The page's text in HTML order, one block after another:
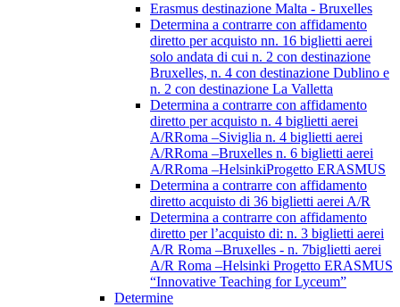
Erasmus destinazione Malta - Bruxelles
Determina a contrarre con affidamento
diretto per acquisto nn. 16 biglietti aerei
solo andata di cui n. 2 con destinazione
Bruxelles, n. 4 con destinazione Dublino e
n. 2 con destinazione La Valletta
Determina a contrarre con affidamento
diretto per acquisto n. 4 biglietti aerei
A/RRoma –Siviglia n. 4 biglietti aerei
A/RRoma –Bruxelles n. 6 biglietti aerei
A/RRoma –HelsinkiProgetto ERASMUS
Determina a contrarre con affidamento
diretto acquisto di 36 biglietti aerei A/R
Determina a contrarre con affidamento
diretto per l’acquisto di: n. 3 biglietti aerei
A/R Roma –Bruxelles - n. 7biglietti aerei
A/R Roma –Helsinki Progetto ERASMUS
“Innovative Teaching for Lyceum”
Determine